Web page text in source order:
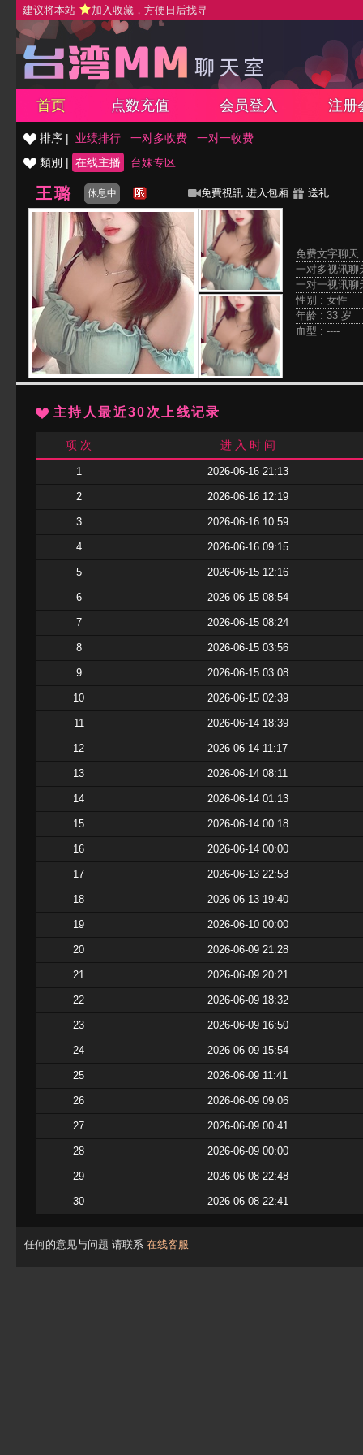
建议将本站 加入收藏 ，方便日后找寻
首页 点数充值 会员登入 注册
排序 | 业绩排行 一对多收费
一对一收费
類別 | 在线主播 台妹专区
王璐 休息中 免費視訊 进入包厢 送礼
免费文字聊
一对多视讯
一对一视讯
性别 : 女性
年龄 : 33 岁
血型 : ----
主持人最近30次上线记录
项 次 进 入 时 间
1 2026-06-16 21:13
2 2026-06-16 12:19
3 2026-06-16 10:59
4 2026-06-16 09:15
5 2026-06-15 12:16
6 2026-06-15 08:54
7 2026-06-15 08:24
8 2026-06-15 03:56
9 2026-06-15 03:08
10 2026-06-15 02:39
11 2026-06-14 18:39
12 2026-06-14 11:17
13 2026-06-14 08:11
14 2026-06-14 01:13
15 2026-06-14 00:18
16 2026-06-14 00:00
17 2026-06-13 22:53
18 2026-06-13 19:40
19 2026-06-10 00:00
20 2026-06-09 21:28
21 2026-06-09 20:21
22 2026-06-09 18:32
23 2026-06-09 16:50
24 2026-06-09 15:54
25 2026-06-09 11:41
26 2026-06-09 09:06
27 2026-06-09 00:41
28 2026-06-09 00:00
29 2026-06-08 22:48
30 2026-06-08 22:41
任何的意见与问题 请联系 在线客服